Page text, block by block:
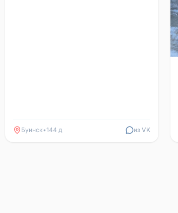
Буинск•144 д из VK